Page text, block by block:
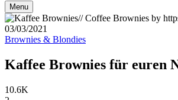
Search
Menu
03/03/2021
Brownies & Blondies
Kaffee Brownies für euren
10.6K